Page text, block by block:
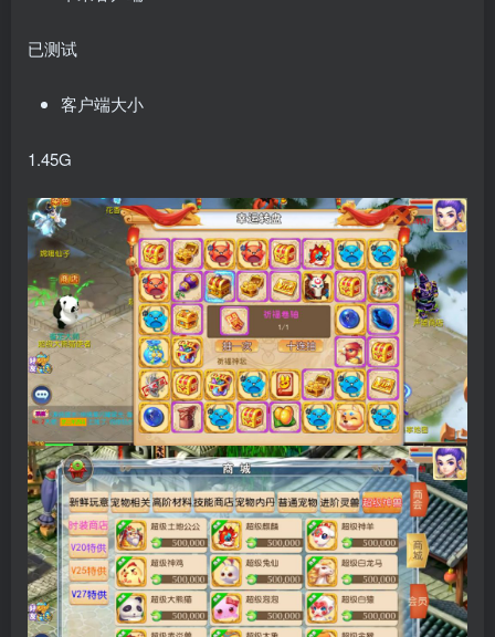
已测试
客户端大小
1.45G